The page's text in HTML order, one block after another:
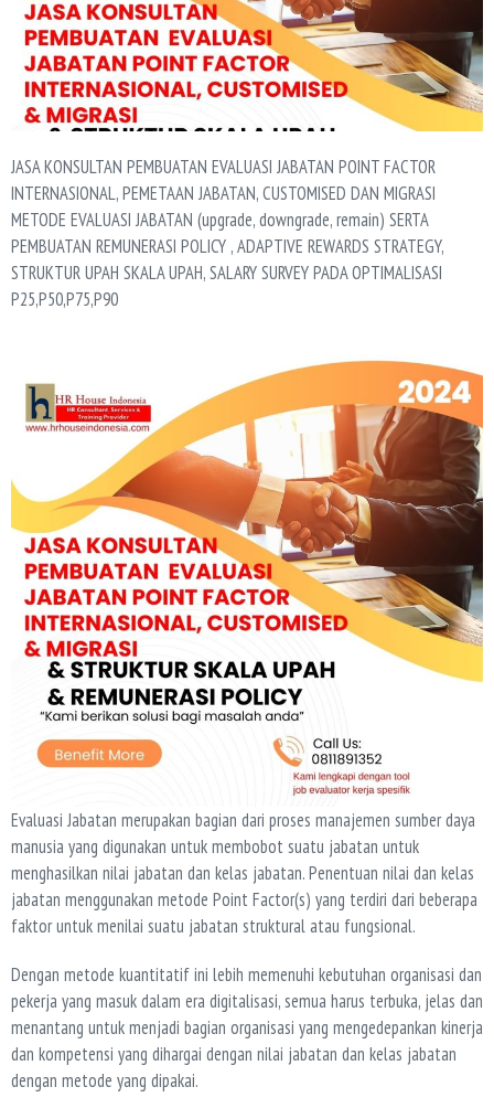
JASA KONSULTAN PEMBUATAN EVALUASI JABATAN POINT FACTOR
INTERNASIONAL, PEMETAAN JABATAN, CUSTOMISED DAN MIGRASI
METODE EVALUASI JABATAN (upgrade, downgrade, remain) SERTA
PEMBUATAN REMUNERASI POLICY , ADAPTIVE REWARDS STRATEGY,
STRUKTUR UPAH SKALA UPAH, SALARY SURVEY PADA OPTIMALISASI
P25,P50,P75,P90
Evaluasi Jabatan merupakan bagian dari proses manajemen sumber daya
manusia yang digunakan untuk membobot suatu jabatan untuk
menghasilkan nilai jabatan dan kelas jabatan. Penentuan nilai dan kelas
jabatan menggunakan metode Point Factor(s) yang terdiri dari beberapa
faktor untuk menilai suatu jabatan struktural atau fungsional.
Dengan metode kuantitatif ini lebih memenuhi kebutuhan organisasi dan
pekerja yang masuk dalam era digitalisasi, semua harus terbuka, jelas dan
menantang untuk menjadi bagian organisasi yang mengedepankan kinerja
dan kompetensi yang dihargai dengan nilai jabatan dan kelas jabatan
dengan metode yang dipakai.